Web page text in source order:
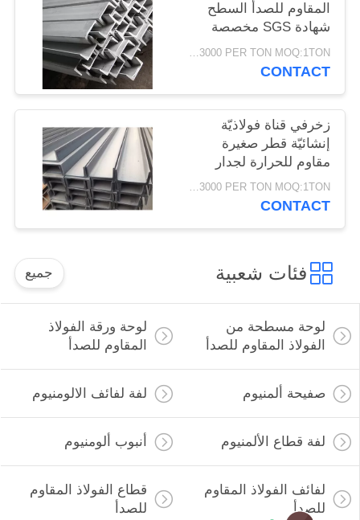
المقاوم للصدأ السطح
شهادة SGS مخصصة
USD1500-3000 PER TON MOQ:1TON
CONTACT
زخرفي قناة فولاذيّة
إنشائيّة قطر صغيرة
مقاوم للحرارة لجدار
شعاع
USD1500-3000 PER TON MOQ:1TON
CONTACT
فئات شعبية جميع
لوحة مسطحة من
الفولاذ المقاوم للصدأ
لوحة ورقة الفولاذ
المقاوم للصدأ
صفيحة ألمنيوم لفة لفائف الالومنيوم
لفة قطاع الألمنيوم أنبوب ألومنيوم
لفائف الفولاذ المقاوم
للصدأ
قطاع الفولاذ المقاوم
للصدأ